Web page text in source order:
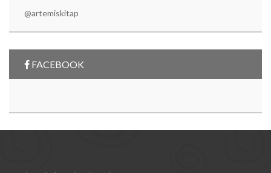
@artemiskitap
FACEBOOK